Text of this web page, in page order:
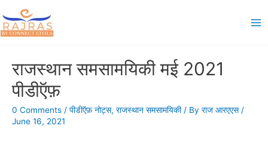
to
content
राजस्थान समसामयिकी मई 2021
पीडीऍफ़
0 Comments / पीडीऍफ़ नोट्स, राजस्थान समसामयिकी/ By राज आरएएस /
June 16, 2021